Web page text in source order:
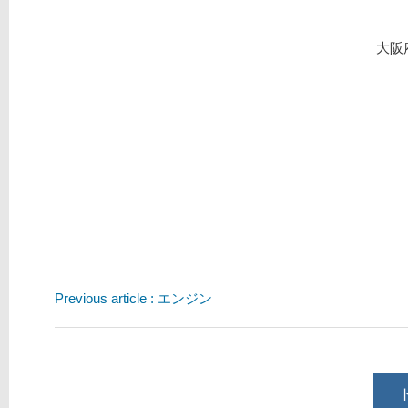
大阪
Previous article : エンジン